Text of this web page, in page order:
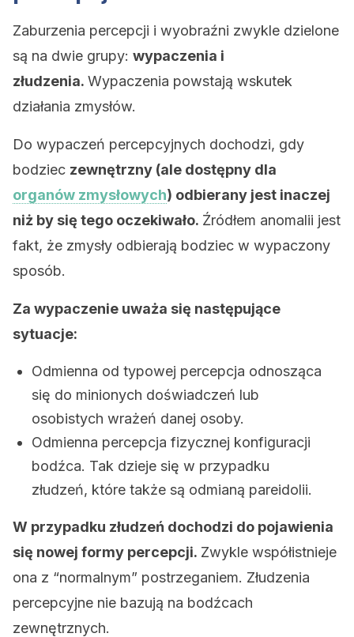
Zaburzenia percepcji i wyobraźni zwykle dzielone
są na dwie grupy: wypaczenia i
złudzenia. Wypaczenia powstają wskutek
działania zmysłów.
Do wypaczeń percepcyjnych dochodzi, gdy
bodziec zewnętrzny (ale dostępny dla
organów zmysłowych) odbierany jest inaczej
niż by się tego oczekiwało. Źródłem anomalii jest
fakt, że zmysły odbierają bodziec w wypaczony
sposób.
Za wypaczenie uważa się następujące
sytuacje:
Odmienna od typowej percepcja odnosząca
się do minionych doświadczeń lub
osobistych wrażeń danej osoby.
Odmienna percepcja fizycznej konfiguracji
bodźca. Tak dzieje się w przypadku
złudzeń, które także są odmianą pareidolii.
W przypadku złudzeń dochodzi do pojawienia
się nowej formy percepcji. Zwykle współistnieje
ona z “normalnym” postrzeganiem. Złudzenia
percepcyjne nie bazują na bodźcach
zewnętrznych.